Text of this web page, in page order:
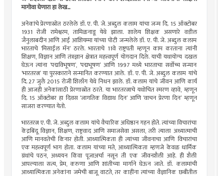
मागोवा घेणारा हा लेख...
अनेकांचे प्रेरणास्रोत ठरलेले डॉ. ए. पी. जे. अब्दुल कलाम यांचा जन्म दि. 15 ऑक्टोबर
1931 रोजी रामेश्वरम, तामिळनाडू येथे झाला. शालेय शिक्षक असणारे वडील
जैनुलाबदीन आणि आई आशियम्मा यांच्या पोटी जन्मलेले डॉ. ए. पी. जे. अब्दुल कलाम
भारताचे ‌‘मिसाईल मॅन‌’ ठरले. भारताचे 11वे राष्ट्रपती म्हणून काम करताना त्यांनी
शिक्षण, विज्ञान आणि तंत्रज्ञान क्षेत्रात महत्त्वपूर्ण योगदान दिले. याची यथायोग्य दखल
घेऊन त्यांना ‌‘पद्मविभूषण‌’, ‌‘पद्मभूषण‌’ आणि 1997 मध्ये भारताचा सर्वोच्च सन्मान
‌‘भारतरत्न‌’ या पुरस्काराने सन्मानित करण्यात आले. डॉ. ए. पी. जे. अब्दुल कलाम यांचे
दि. 27 जुलै 2015 रोजी शिलाँग येथे निधन झाले. डॉ. कलाम यांचे जीवन आणि कार्य
ही आजही अनेकांसाठी प्रेरणास्रोत ठरते. या भारतरत्नाचे यथोचित स्मरण व्हावे, म्हणून
दि. 15 ऑक्टोबर हा दिवस ‌‘जागतिक विद्याथ दिन‌’ आणि ‌‘वाचन प्रेरणा दिन‌’ म्हणून
साजरा करण्यात येतो.
भारतरत्न ए. पी. जे. अब्दुल कलाम यांचे वैचारिक अधिष्ठान गहन होते. त्यांच्या विचारांचा
केंद्रबिंदू विज्ञान, शिक्षण, राष्ट्रवाद आणि समाजसेवा असला, तरी त्याला अध्यात्माची
आणि मानवतेची किनार होती. आध्यात्मिकता ही त्यांच्या जीवनाचा आणि विचारांचा
एक महत्त्वपूर्ण भाग होता. कलाम यांच्या मते, आध्यात्मिकता म्हणजे केवळ धार्मिक
ग्रंथांचे पठन, अध्ययन किंवा पूजाअर्चा नसून ती एक जीवनशैली आहे. ही शैली
आपल्याला सत्य, प्रेम, करुणा आणि शांतीच्या मार्गाने घेऊन जाते. डॉ. कलामांची
आध्यात्मिकता अनेकांना जमेची बाजू वाटते, तर काहींना त्यांच्या वैज्ञानिक छबीतील